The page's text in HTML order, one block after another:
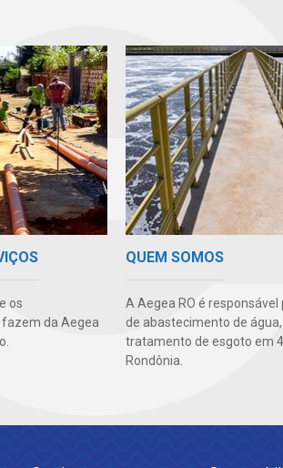
os
da Aegea
QUEM SOMOS
A Aegea RO é responsável
de abastecimento de
tratamento de esgoto em
Rondônia.